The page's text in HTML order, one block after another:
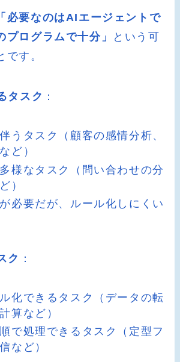
「必要なのはAIエージェントで
プログラムで十分」
という可
です。
タスク ：
うタスク（顧客の感情分析、
ど）
様なタスク（問い合わせの分
）
必要だが、ルール化しにくい
ク ：
化できるタスク（データの転
算など）
で処理できるタスク（定型フ
など）